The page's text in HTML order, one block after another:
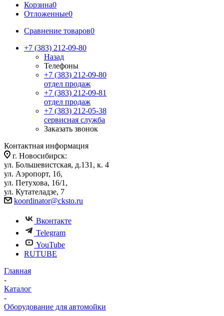
Корзина0
Отложенные0
Сравнение товаров0
+7 (383) 212-09-80
Назад
Телефоны
+7 (383) 212-09-80
отдел продаж
+7 (383) 212-09-81
отдел продаж
+7 (383) 212-05-38
сервисная служба
Заказать звонок
Контактная информация
г. Новосибирск:
ул. Большевистская, д.131, к. 4
ул. Аэропорт, 1б,
ул. Петухова, 16/1,
ул. Кутателадзе, 7
koordinator@cksto.ru
Вконтакте
Telegram
YouTube
RUTUBE
Главная
-
Каталог
-
Оборудование для автомойки